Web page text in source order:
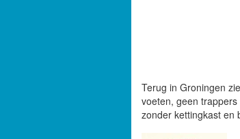
Terug in Groningen
voeten, geen
zonder kettingkast en